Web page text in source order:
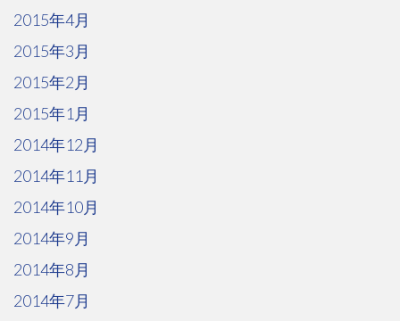
2015年4月
2015年3月
2015年2月
2015年1月
2014年12月
2014年11月
2014年10月
2014年9月
2014年8月
2014年7月